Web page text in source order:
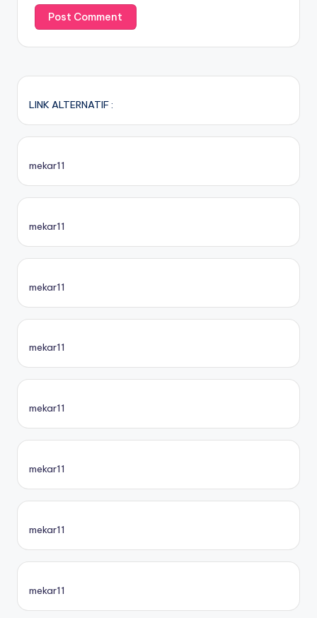
LINK ALTERNATIF :
mekar11
mekar11
mekar11
mekar11
mekar11
mekar11
mekar11
mekar11